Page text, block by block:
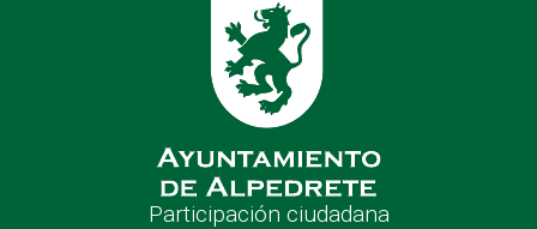
Participación ciudadana